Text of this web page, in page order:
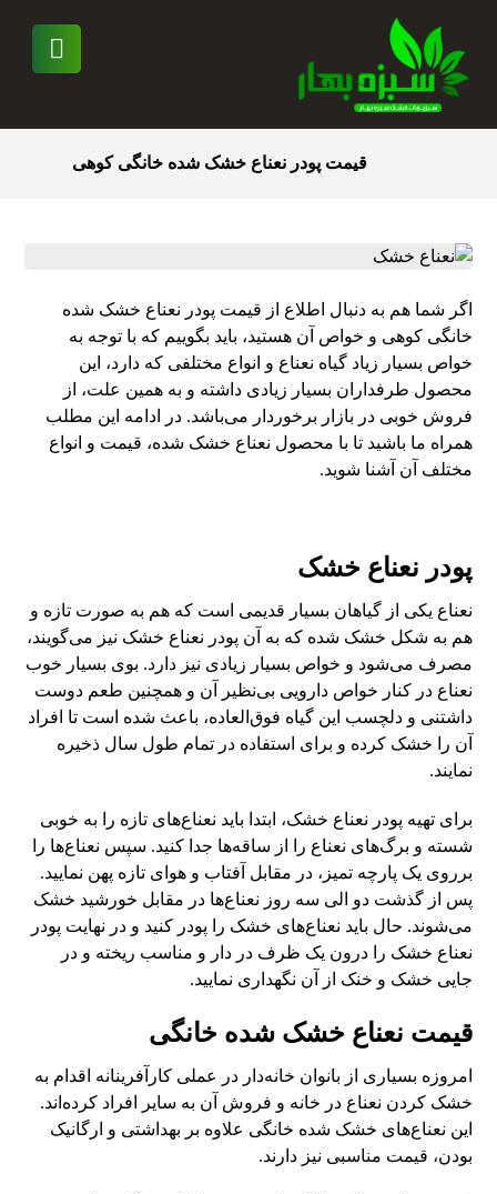
قیمت پودر نعناع خشک شده خانگی کوهی
اگر شما هم به دنبال اطلاع از قیمت پودر نعناع خشک شده
خانگی کوهی و خواص آن هستید، باید بگوییم که با توجه به
خواص بسیار زیاد گیاه نعناع و انواع مختلفی که دارد، این
محصول طرفداران بسیار زیادی داشته و به همین علت، از
فروش خوبی در بازار برخوردار می‌باشد. در ادامه این مطلب
همراه ما باشید تا با محصول نعناع خشک شده، قیمت و انواع
مختلف آن آشنا شوید.
پودر نعناع خشک
نعناع یکی از گیاهان بسیار قدیمی است که هم به صورت تازه و
هم به شکل خشک شده که به آن پودر نعناع خشک نیز می‌گویند،
مصرف می‌شود و خواص بسیار زیادی نیز دارد. بوی بسیار خوب
نعناع در کنار خواص دارویی بی‌نظیر آن و همچنین طعم دوست
داشتنی و دلچسب این گیاه فوق‌العاده، باعث شده است تا افراد
آن را خشک کرده و برای استفاده در تمام طول سال ذخیره
نمایند.
برای تهیه پودر نعناع خشک، ابتدا باید نعناع‌های تازه را به خوبی
شسته و برگ‌های نعناع را از ساقه‌ها جدا کنید. سپس نعناع‌ها را
برروی یک پارچه تمیز، در مقابل آفتاب و هوای تازه پهن نمایید.
پس از گذشت دو الی سه روز نعناع‌ها در مقابل خورشید خشک
می‌شوند. حال باید نعناع‌های خشک را پودر کنید و در نهایت پودر
نعناع خشک را درون یک ظرف در دار و مناسب ریخته و در
جایی خشک و خنک از آن نگهداری نمایید.
قیمت نعناع خشک شده خانگی
امروزه بسیاری از بانوان خانه‌دار در عملی کارآفرینانه اقدام به
خشک کردن نعناع در خانه و فروش آن به سایر افراد کرده‌اند.
این نعناع‌های خشک شده خانگی علاوه بر بهداشتی و ارگانیک
بودن، قیمت مناسبی نیز دارند.